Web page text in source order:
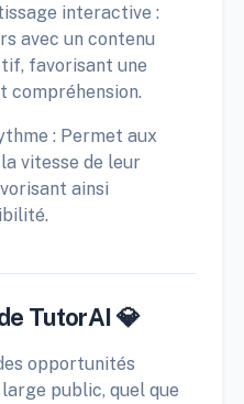
interactive :
avec un contenu
favorisant une
compréhension.
: Permet aux
vitesse de leur
ainsi
TutorAI 💎
opportunités
public, quel que